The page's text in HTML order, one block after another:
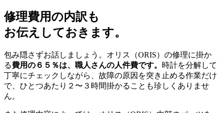
修理費用の内訳も
お伝えしておきます。
包み隠さずお話しましょう。オリス（ORIS）の修理に掛か
る費用の６５％は、職人さんの人件費です。 時計を分解して
丁寧にチェックしながら、故障の原因を突き止める作業だけ
で、ひとつあたり２〜３時間掛かることも珍しくありませ
ん。